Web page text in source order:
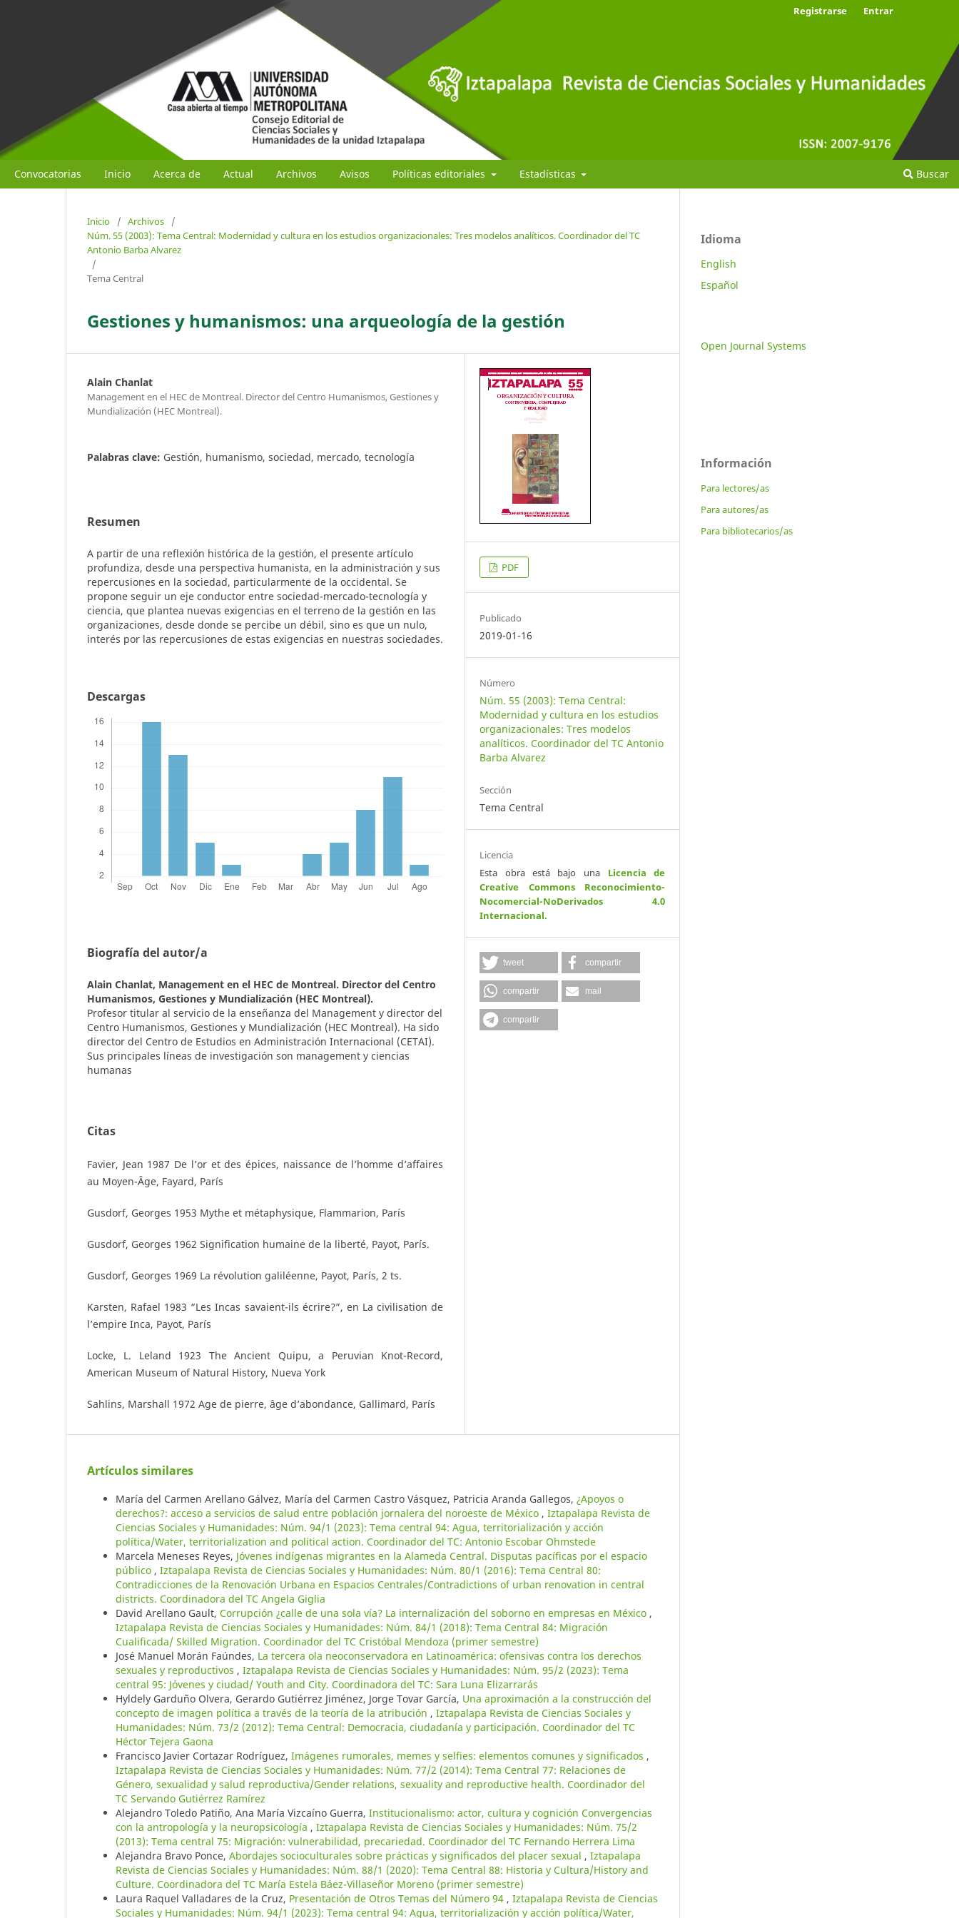
Convocatorias Inicio Acerca de Actual Archivos Avisos Políticas editoriales Estadísticas Buscar
Registrarse Entrar
Inicio / Archivos
/
Núm. 55 (2003): Tema Central: Modernidad y cultura en los estudios organizacionales: Tres modelos analíticos. Coordinador del TC
Antonio Barba Alvarez
/
Tema Central
Gestiones y humanismos: una arqueología de la gestión
Alain Chanlat
Management en el HEC de Montreal. Director del Centro Humanismos, Gestiones y
Mundialización (HEC Montreal).
Palabras clave: Gestión, humanismo, sociedad, mercado, tecnología
Resumen
A partir de una reflexión histórica de la gestión, el presente artículo
profundiza, desde una perspectiva humanista, en la administración y sus
repercusiones en la sociedad, particularmente de la occidental. Se
propone seguir un eje conductor entre sociedad-mercado-tecnología y
ciencia, que plantea nuevas exigencias en el terreno de la gestión en las
organizaciones, desde donde se percibe un débil, sino es que un nulo,
interés por las repercusiones de estas exigencias en nuestras sociedades.
Descargas
Biografía del autor/a
Alain Chanlat, Management en el HEC de Montreal. Director del Centro
Humanismos, Gestiones y Mundialización (HEC Montreal).
Profesor titular al servicio de la enseñanza del Management y director del
Centro Humanismos, Gestiones y Mundialización (HEC Montreal). Ha sido
director del Centro de Estudios en Administración Internacional (CETAI).
Sus principales líneas de investigación son management y ciencias
humanas
Citas
Favier, Jean 1987 De l’or et des épices, naissance de l’homme d’affaires
au Moyen-Âge, Fayard, París
Gusdorf, Georges 1953 Mythe et métaphysique, Flammarion, París
Gusdorf, Georges 1962 Signification humaine de la liberté, Payot, París.
Gusdorf, Georges 1969 La révolution galiléenne, Payot, París, 2 ts.
Karsten, Rafael 1983 “Les Incas savaient-ils écrire?”, en La civilisation de
l’empire Inca, Payot, París
Locke, L. Leland 1923 The Ancient Quipu, a Peruvian Knot-Record,
American Museum of Natural History, Nueva York
Sahlins, Marshall 1972 Age de pierre, âge d’abondance, Gallimard, París
PDF
Publicado
2019-01-16
Número
Núm. 55 (2003): Tema Central:
Modernidad y cultura en los estudios
organizacionales: Tres modelos
analíticos. Coordinador del TC Antonio
Barba Alvarez
Sección
Tema Central
Licencia
Esta obra está bajo una Licencia de
Creative Commons Reconocimiento-
Nocomercial-NoDerivados 4.0
Internacional.
tweet compartir
compartir mail
compartir
Artículos similares
María del Carmen Arellano Gálvez, María del Carmen Castro Vásquez, Patricia Aranda Gallegos, ¿Apoyos o
derechos?: acceso a servicios de salud entre población jornalera del noroeste de México , Iztapalapa Revista de
Ciencias Sociales y Humanidades: Núm. 94/1 (2023): Tema central 94: Agua, territorialización y acción
política/Water, territorialization and political action. Coordinador del TC: Antonio Escobar Ohmstede
Marcela Meneses Reyes, Jóvenes indígenas migrantes en la Alameda Central. Disputas pacíficas por el espacio
público , Iztapalapa Revista de Ciencias Sociales y Humanidades: Núm. 80/1 (2016): Tema Central 80:
Contradicciones de la Renovación Urbana en Espacios Centrales/Contradictions of urban renovation in central
districts. Coordinadora del TC Angela Giglia
David Arellano Gault, Corrupción ¿calle de una sola vía? La internalización del soborno en empresas en México ,
Iztapalapa Revista de Ciencias Sociales y Humanidades: Núm. 84/1 (2018): Tema Central 84: Migración
Cualificada/ Skilled Migration. Coordinador del TC Cristóbal Mendoza (primer semestre)
José Manuel Morán Faúndes, La tercera ola neoconservadora en Latinoamérica: ofensivas contra los derechos
sexuales y reproductivos , Iztapalapa Revista de Ciencias Sociales y Humanidades: Núm. 95/2 (2023): Tema
central 95: Jóvenes y ciudad/ Youth and City. Coordinadora del TC: Sara Luna Elizarrarás
Hyldely Garduño Olvera, Gerardo Gutiérrez Jiménez, Jorge Tovar García, Una aproximación a la construcción del
concepto de imagen política a través de la teoría de la atribución , Iztapalapa Revista de Ciencias Sociales y
Humanidades: Núm. 73/2 (2012): Tema Central: Democracia, ciudadanía y participación. Coordinador del TC
Héctor Tejera Gaona
Francisco Javier Cortazar Rodríguez, Imágenes rumorales, memes y selfies: elementos comunes y significados ,
Iztapalapa Revista de Ciencias Sociales y Humanidades: Núm. 77/2 (2014): Tema Central 77: Relaciones de
Género, sexualidad y salud reproductiva/Gender relations, sexuality and reproductive health. Coordinador del
TC Servando Gutiérrez Ramírez
Alejandro Toledo Patiño, Ana María Vizcaíno Guerra, Institucionalismo: actor, cultura y cognición Convergencias
con la antropología y la neuropsicología , Iztapalapa Revista de Ciencias Sociales y Humanidades: Núm. 75/2
(2013): Tema central 75: Migración: vulnerabilidad, precariedad. Coordinador del TC Fernando Herrera Lima
Alejandra Bravo Ponce, Abordajes socioculturales sobre prácticas y significados del placer sexual , Iztapalapa
Revista de Ciencias Sociales y Humanidades: Núm. 88/1 (2020): Tema Central 88: Historia y Cultura/History and
Culture. Coordinadora del TC María Estela Báez-Villaseñor Moreno (primer semestre)
Laura Raquel Valladares de la Cruz, Presentación de Otros Temas del Número 94 , Iztapalapa Revista de Ciencias
Sociales y Humanidades: Núm. 94/1 (2023): Tema central 94: Agua, territorialización y acción política/Water,
Idioma
English
Español
Open Journal Systems
Información
Para lectores/as
Para autores/as
Para bibliotecarios/as